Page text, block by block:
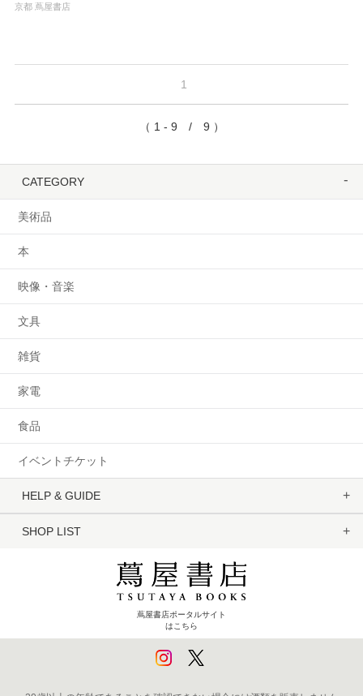
京都 蔦屋書店
1
（ 1 - 9 / 9 ）
CATEGORY
美術品
本
映像・音楽
文具
雑貨
家電
食品
イベントチケット
HELP & GUIDE
SHOP LIST
蔦屋書店ポータルサイト
はこちら